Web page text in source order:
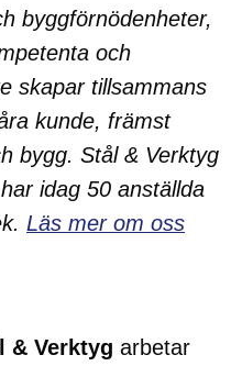
byggförnödenheter,
och
skapar tillsammans
kunde, främst
bygg. Stål & Verktyg
idag 50 anställda
Läs mer om oss
& Verktyg arbetar